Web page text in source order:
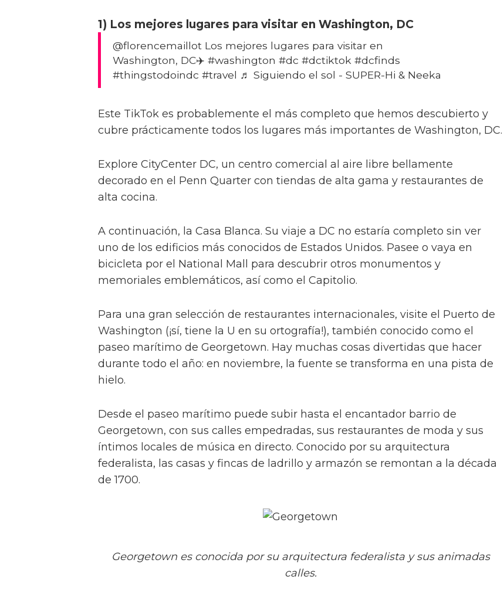
1) Los mejores lugares para visitar en Washington, DC
@florencemaillot Los mejores lugares para visitar en
Washington, DC✈️ #washington #dc #dctiktok #dcfinds
#thingstodoindc #travel ♬ Siguiendo el sol - SUPER-Hi & Neeka
Este TikTok es probablemente el más completo que hemos descubierto y
cubre prácticamente todos los lugares más importantes de Washington, DC.
Explore CityCenter DC, un centro comercial al aire libre bellamente
decorado en el Penn Quarter con tiendas de alta gama y restaurantes de
alta cocina.
A continuación, la Casa Blanca. Su viaje a DC no estaría completo sin ver
uno de los edificios más conocidos de Estados Unidos. Pasee o vaya en
bicicleta por el National Mall para descubrir otros monumentos y
memoriales emblemáticos, así como el Capitolio.
Para una gran selección de restaurantes internacionales, visite el Puerto de
Washington (¡sí, tiene la U en su ortografía!), también conocido como el
paseo marítimo de Georgetown. Hay muchas cosas divertidas que hacer
durante todo el año: en noviembre, la fuente se transforma en una pista de
hielo.
Desde el paseo marítimo puede subir hasta el encantador barrio de
Georgetown, con sus calles empedradas, sus restaurantes de moda y sus
íntimos locales de música en directo. Conocido por su arquitectura
federalista, las casas y fincas de ladrillo y armazón se remontan a la década
de 1700.
Georgetown es conocida por su arquitectura federalista y sus animadas
calles.